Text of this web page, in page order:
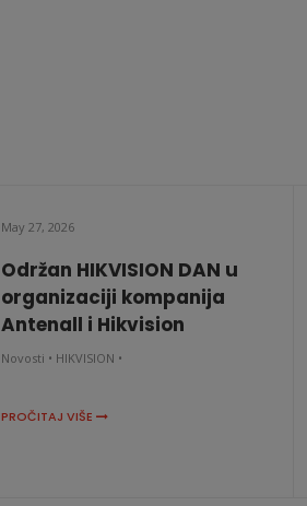
May 27, 2026
Održan HIKVISION DAN u
organizaciji kompanija
Antenall i Hikvision
Novosti • HIKVISION •
PROČITAJ VIŠE